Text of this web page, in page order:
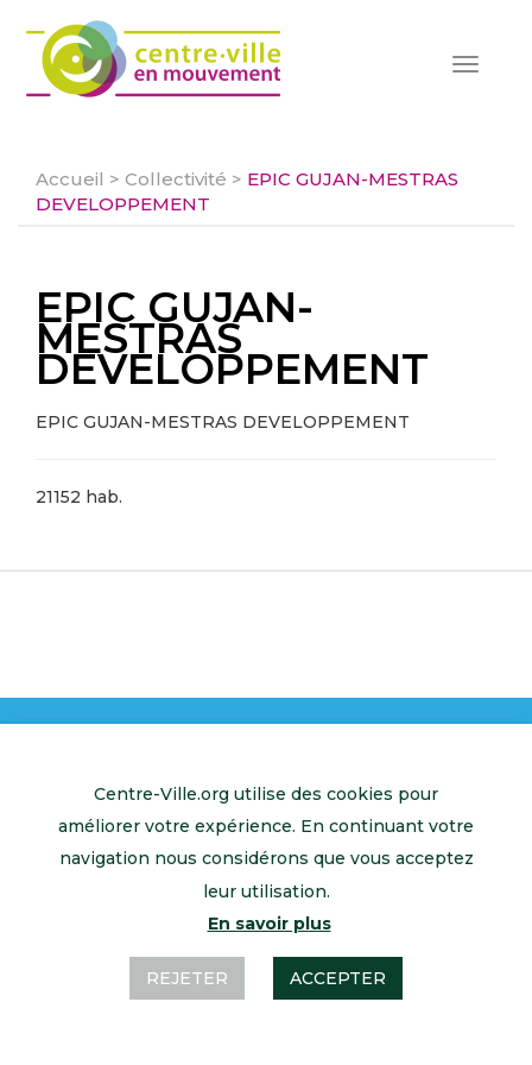
Toggle
Accueil > Collectivité > EPIC GUJAN-MESTRAS
DEVELOPPEMENT
EPIC GUJAN-
MESTRAS
DEVELOPPEMENT
EPIC GUJAN-MESTRAS DEVELOPPEMENT
21152 hab.
Centre-Ville.org utilise des cookies pour
améliorer votre expérience. En continuant votre
navigation nous considérons que vous acceptez
leur utilisation.
En savoir plus
REJETER ACCEPTER